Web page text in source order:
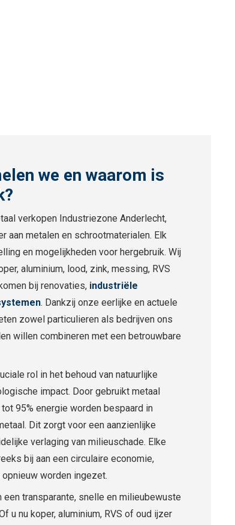
we en waarom is
verkopen Industriezone Anderlecht,
aan metalen en schrootmaterialen. Elk
en mogelijkheden voor hergebruik. Wij
aluminium, lood, zink, messing, RVS
bij renovaties, industriële
. Dankzij onze eerlijke en actuele
zowel particulieren als bedrijven ons
willen combineren met een betrouwbare
rol in het behoud van natuurlijke
impact. Door gebruikt metaal
95% energie worden bespaard in
Dit zorgt voor een aanzienlijke
verlaging van milieuschade. Elke
bij aan een circulaire economie,
worden ingezet.
transparante, snelle en milieubewuste
u nu koper, aluminium, RVS of oud ijzer